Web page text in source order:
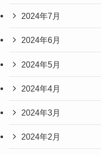
2024年7月
2024年6月
2024年5月
2024年4月
2024年3月
2024年2月